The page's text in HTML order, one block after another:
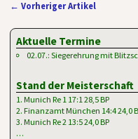
← Vorheriger Artikel
Aktuelle Termine
02.07.: Siegerehrung mit
Stand der Meisterschaft
1. Munich Re 1 17:1 28,5 BP
2. Finanzamt München 14:4 24,0
3. Munich Re 2 13:5 24,0 BP
…